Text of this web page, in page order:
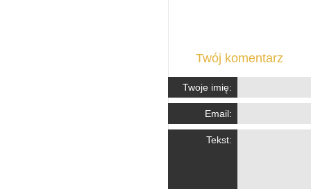
Twój komentarz
Twoje imię:
Email:
Tekst: